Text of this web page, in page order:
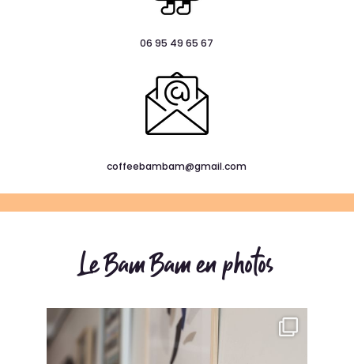
06 95 49 65 67
coffeebambam@gmail.com
Le Bam Bam en photos